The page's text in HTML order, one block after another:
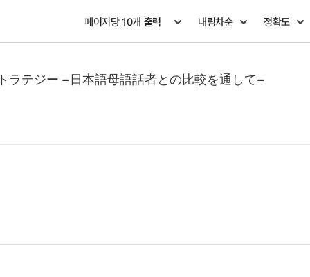
ラテジー −日本語母語話者との比較を通して−